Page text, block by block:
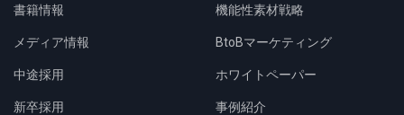
書籍情報
メディア情報
中途採用
新卒採用
機能性素材戦略
BtoBマーケティング
ホワイトペーパー
事例紹介